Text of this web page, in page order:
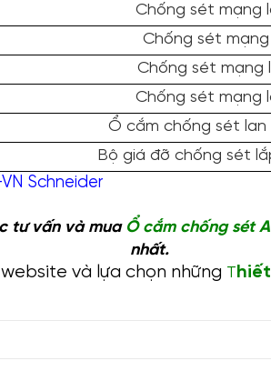
Chống sét mạng
Chống sét mạng
Chống sét mạng
Chống sét mạng
Ổ cắm chống sét lan
Bộ giá đỡ chống sét
Schneider
tư vấn và mua Ổ cắm chống sét
nhất.
và lựa chọn những T